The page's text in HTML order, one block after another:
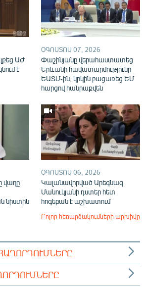
ԱԺ
է
ՕԳՈՍՏՈՍ 07, 2026
Փաշինյանը վերահաստատեց
Երևանի հավատարմությունը
ԵԱՏՄ-ին, կրկին բացառեց ԵՄ
հարցով հանրաքվեն
վաղը
նիստին
ՕԳՈՍՏՈՍ 06, 2026
Կալանավորված Արեգնազ
Մանուկյանի դստեր հետ
հոգեբան է աշխատում
Բոլոր հեռարձակումների արխիվը